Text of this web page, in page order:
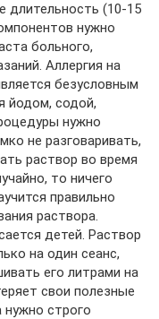
длительность (10-15
нужно
больного,
Аллергия на
безусловным
йодом, содой,
нужно
не разговаривать,
раствор во время
то ничего
правильно
раствора.
детей. Раствор
на один сеанс,
его литрами на
свои полезные
строго